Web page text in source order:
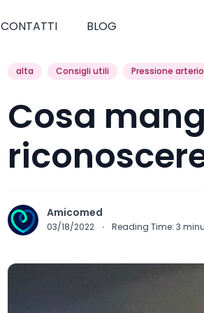
CONTATTI BLOG
alta Consigli utili Pressione
Cosa
Amicomed
03/18/2022 · Reading Time: 3